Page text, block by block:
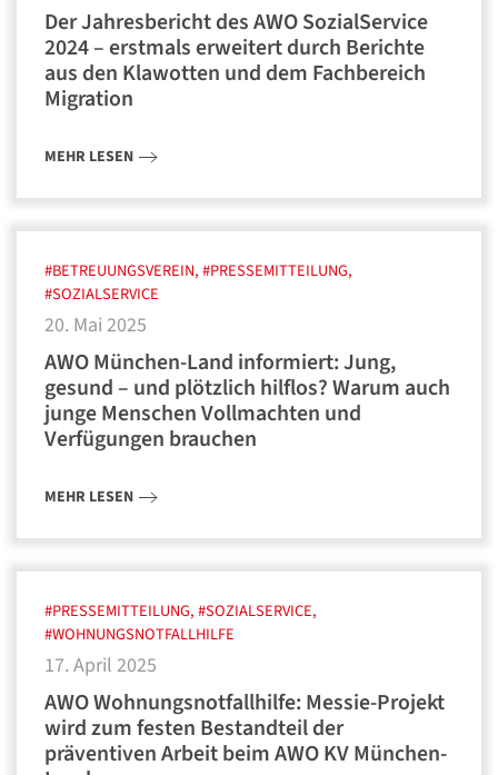
Der Jahresbericht des AWO SozialService
2024 – erstmals erweitert durch Berichte
aus den Klawotten und dem Fachbereich
Migration
MEHR LESEN
#BETREUUNGSVEREIN, #PRESSEMITTEILUNG,
#SOZIALSERVICE
20. Mai 2025
AWO München-Land informiert: Jung,
gesund – und plötzlich hilflos? Warum auch
junge Menschen Vollmachten und
Verfügungen brauchen
MEHR LESEN
#PRESSEMITTEILUNG, #SOZIALSERVICE,
#WOHNUNGSNOTFALLHILFE
17. April 2025
AWO Wohnungsnotfallhilfe: Messie-Projekt
wird zum festen Bestandteil der
präventiven Arbeit beim AWO KV München-